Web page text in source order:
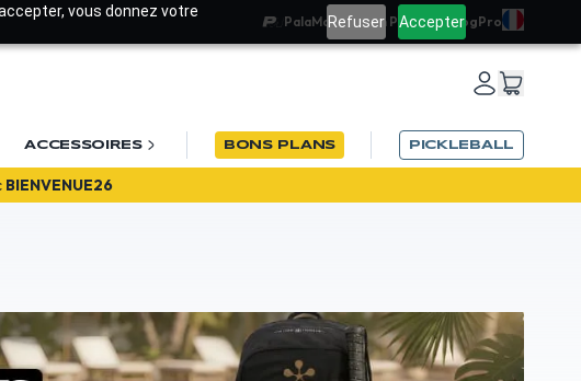
vous donnez votre
Refuser Accepter
PalaMatchTeam PadelRefBlogPro
ACCESSOIRES BONS PLANS PICKLEBALL